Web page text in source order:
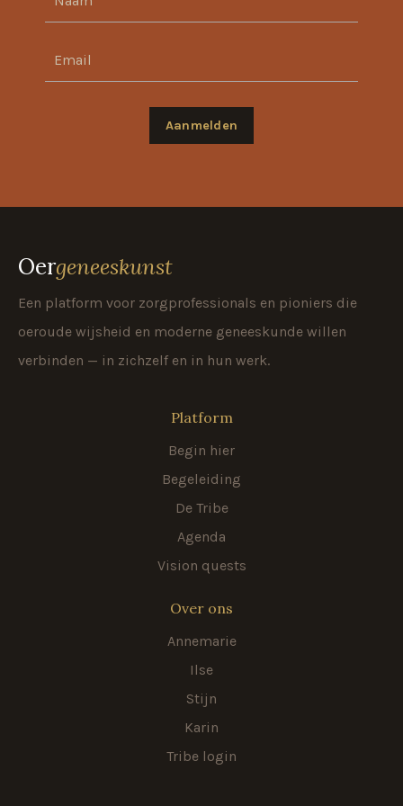
Aanmelden
Oergeneeskunst
Een platform voor zorgprofessionals en pioniers die
oeroude wijsheid en moderne geneeskunde willen
verbinden — in zichzelf en in hun werk.
Platform
Begin hier
Begeleiding
De Tribe
Agenda
Vision quests
Over ons
Annemarie
Ilse
Stijn
Karin
Tribe login